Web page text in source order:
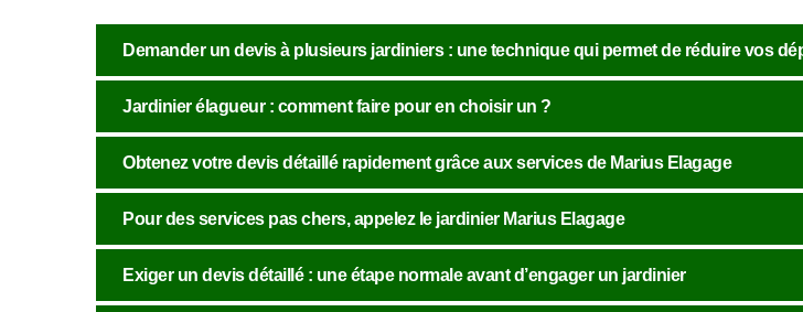
Demander un devis à plusieurs jardiniers : une technique qui permet de réduire vos
Jardinier élagueur : comment faire pour en choisir un ?
Obtenez votre devis détaillé rapidement grâce aux services de Marius Elagage
Pour des services pas chers, appelez le jardinier Marius Elagage
Exiger un devis détaillé : une étape normale avant d’engager un jardinier